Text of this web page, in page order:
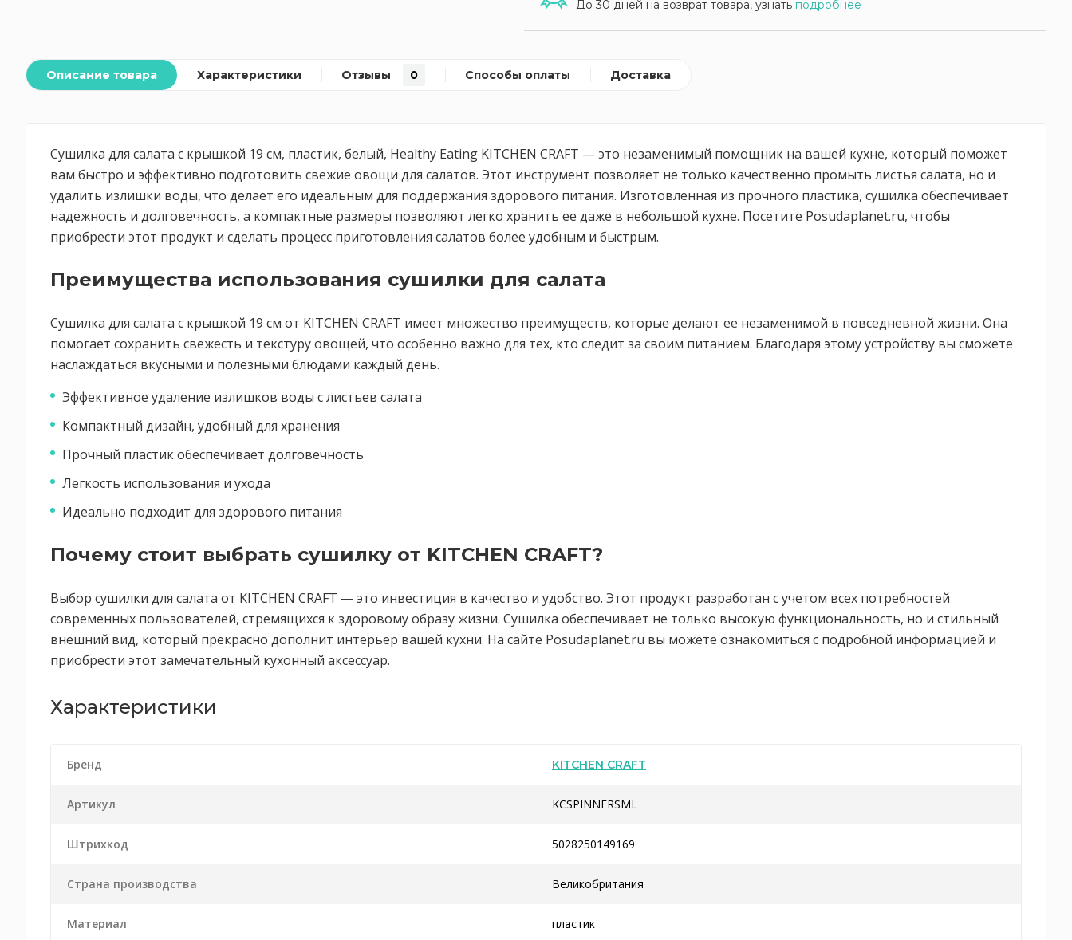
До 30 дней на возврат товара, узнать подробнее
Описание товара Характеристики Отзывы 0 Способы оплаты Доставка
Сушилка для салата с крышкой 19 см, пластик, белый, Healthy Eating KITCHEN CRAFT — это незаменимый помощник на вашей кухне, который поможет
вам быстро и эффективно подготовить свежие овощи для салатов. Этот инструмент позволяет не только качественно промыть листья салата, но и
удалить излишки воды, что делает его идеальным для поддержания здорового питания. Изготовленная из прочного пластика, сушилка обеспечивает
надежность и долговечность, а компактные размеры позволяют легко хранить ее даже в небольшой кухне. Посетите Posudaplanet.ru, чтобы
приобрести этот продукт и сделать процесс приготовления салатов более удобным и быстрым.
Преимущества использования сушилки для салата
Сушилка для салата с крышкой 19 см от KITCHEN CRAFT имеет множество преимуществ, которые делают ее незаменимой в повседневной жизни. Она
помогает сохранить свежесть и текстуру овощей, что особенно важно для тех, кто следит за своим питанием. Благодаря этому устройству вы сможете
наслаждаться вкусными и полезными блюдами каждый день.
Эффективное удаление излишков воды с листьев салата
Компактный дизайн, удобный для хранения
Прочный пластик обеспечивает долговечность
Легкость использования и ухода
Идеально подходит для здорового питания
Почему стоит выбрать сушилку от KITCHEN CRAFT?
Выбор сушилки для салата от KITCHEN CRAFT — это инвестиция в качество и удобство. Этот продукт разработан с учетом всех потребностей
современных пользователей, стремящихся к здоровому образу жизни. Сушилка обеспечивает не только высокую функциональность, но и стильный
внешний вид, который прекрасно дополнит интерьер вашей кухни. На сайте Posudaplanet.ru вы можете ознакомиться с подробной информацией и
приобрести этот замечательный кухонный аксессуар.
Характеристики
Бренд KITCHEN CRAFT
Артикул KCSPINNERSML
Штрихкод 5028250149169
Страна производства Великобритания
Материал пластик